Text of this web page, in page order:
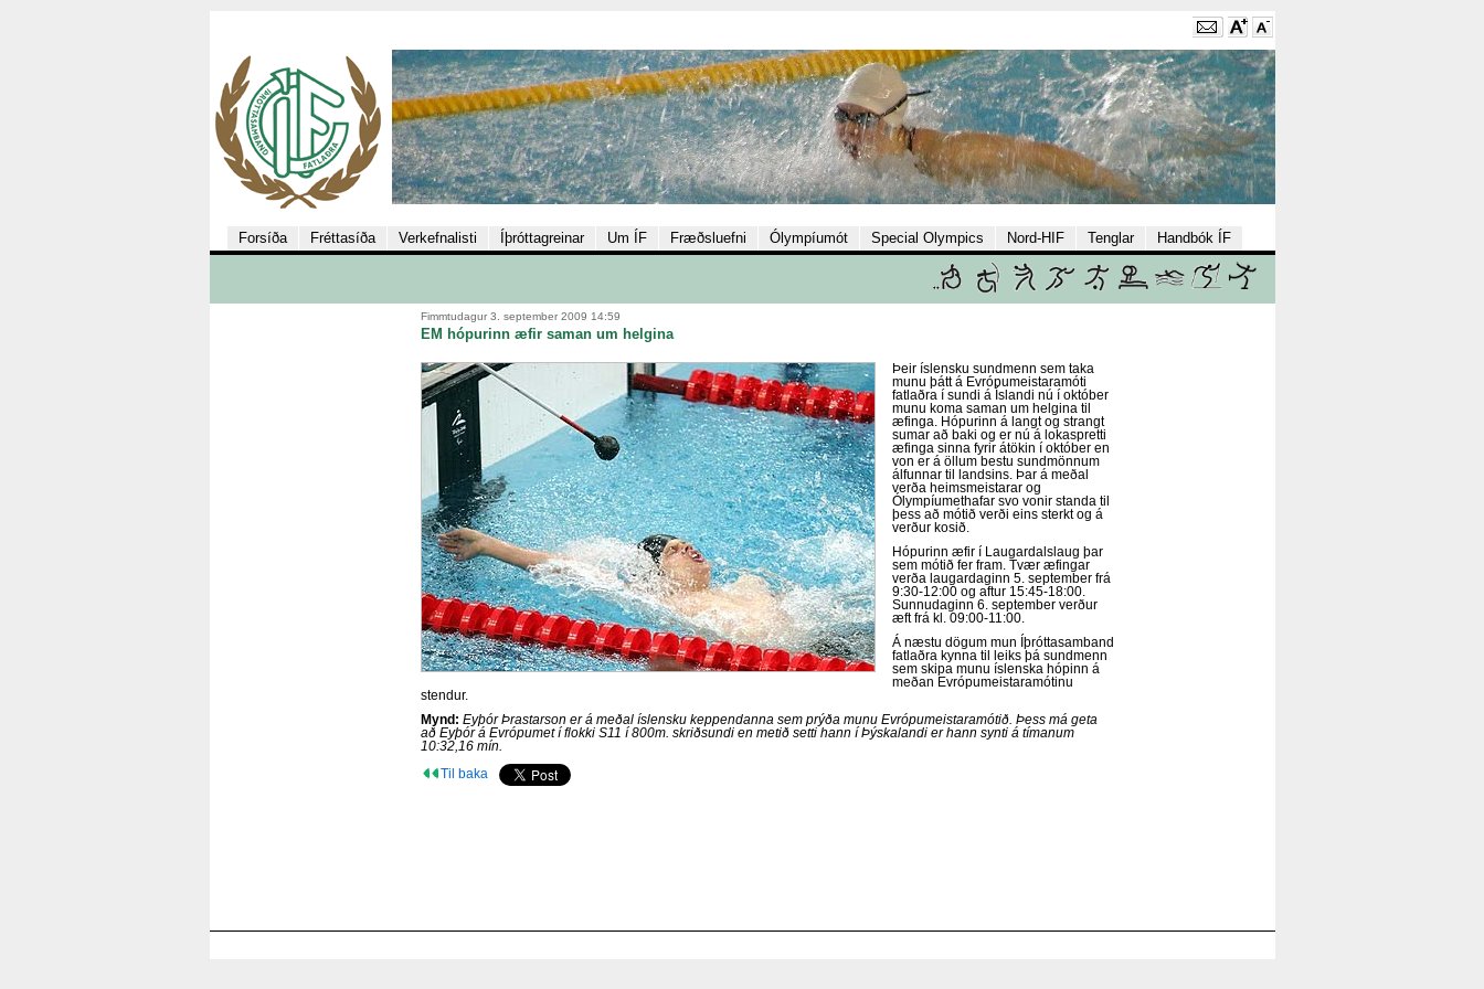
Forsíða Fréttasíða Verkefnalisti Íþróttagreinar Um ÍF Fræðsluefni Ólympíumót Special Olympics Nord-HIF Tenglar Handbók ÍF
Fimmtudagur 3. september 2009 14:59
EM hópurinn æfir saman um helgina
Þeir íslensku sundmenn sem taka
munu þátt á Evrópumeistaramóti
fatlaðra í sundi á Íslandi nú í október
munu koma saman um helgina til
æfinga. Hópurinn á langt og strangt
sumar að baki og er nú á lokaspretti
æfinga sinna fyrir átökin í október en
von er á öllum bestu sundmönnum
álfunnar til landsins. Þar á meðal
verða heimsmeistarar og
Ólympíumethafar svo vonir standa til
þess að mótið verði eins sterkt og á
verður kosið.
Hópurinn æfir í Laugardalslaug þar
sem mótið fer fram. Tvær æfingar
verða laugardaginn 5. september frá
9:30-12:00 og aftur 15:45-18:00.
Sunnudaginn 6. september verður
æft frá kl. 09:00-11:00.
Á næstu dögum mun Íþróttasamband
fatlaðra kynna til leiks þá sundmenn
sem skipa munu íslenska hópinn á
meðan Evrópumeistaramótinu
stendur.
Mynd: Eyþór Þrastarson er á meðal íslensku keppendanna sem prýða munu Evrópumeistaramótið. Þess má geta
að Eyþór á Evrópumet í flokki S11 í 800m. skriðsundi en metið setti hann í Þýskalandi er hann synti á tímanum
10:32,16 mín.
Til baka